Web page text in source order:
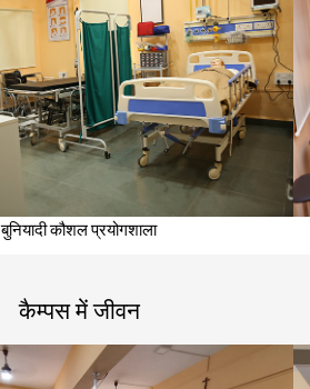
बुनियादी कौशल प्रयोगशाला
कैम्पस में जीवन